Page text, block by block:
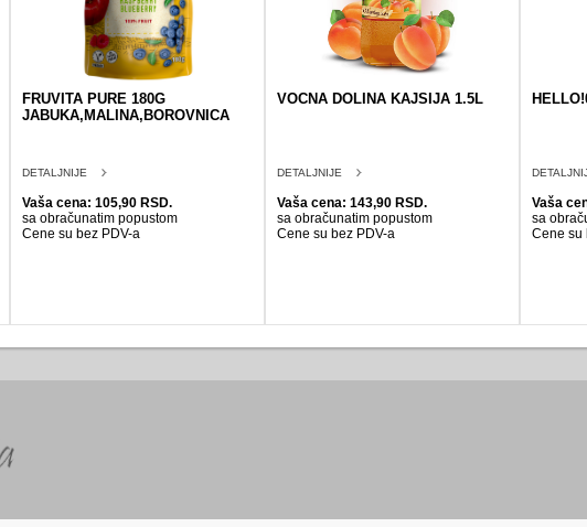
FRUVITA PURE 180G
JABUKA,MALINA,BOROVNICA
DETALJNIJE
Vaša cena: 105,90 RSD.
sa obračunatim popustom
Cene su bez PDV-a
VOCNA DOLINA KAJSIJA 1.5L
DETALJNIJE
Vaša cena: 143,90 RSD.
sa obračunatim popustom
Cene su bez PDV-a
Vaša
sa
Cene su